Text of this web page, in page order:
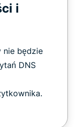
i
nie będzie
DNS